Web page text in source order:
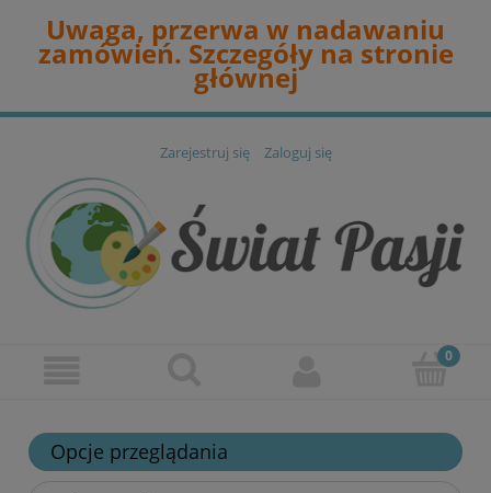
Uwaga, przerwa w nadawaniu
zamówień. Szczegóły na stronie
głównej
Zarejestruj się Zaloguj się
Opcje przeglądania